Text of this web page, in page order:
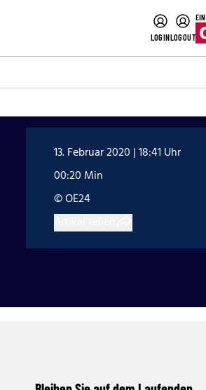
LOGINLOGOUT
13. Februar 2020 | 18:41 Uhr
00:20 Min
© OE24